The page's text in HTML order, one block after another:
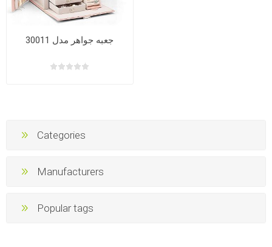
جعبه جواهر مدل 30011
Categories
Manufacturers
Popular tags